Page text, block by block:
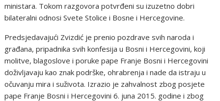
ministara. Tokom razgovora potvrđeni su izuzetno dobri
bilateralni odnosi Svete Stolice i Bosne i Hercegovine.
Predsjedavajući Zvizdić je prenio pozdrave svih naroda i
građana, pripadnika svih konfesija u Bosni i Hercegovini, koji
molitve, blagoslove i poruke pape Franje Bosni i Hercegovini
doživljavaju kao znak podrške, ohrabrenja i nade da istraju u
očuvanju mira i suživota. Izrazio je zahvalnost zbog posjete
pape Franje Bosni i Hercegovini 6. juna 2015. godine i zbog